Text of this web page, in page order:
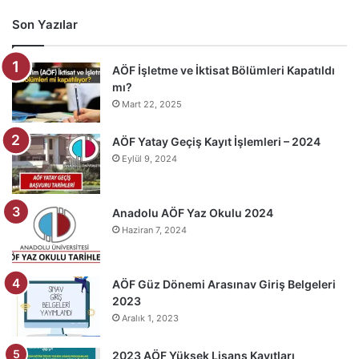
Son Yazılar
AÖF İşletme ve İktisat Bölümleri Kapatıldı
mı?
Mart 22, 2025
AÖF Yatay Geçiş Kayıt İşlemleri – 2024
Eylül 9, 2024
Anadolu AÖF Yaz Okulu 2024
Haziran 7, 2024
AÖF Güz Dönemi Arasınav Giriş Belgeleri
2023
Aralık 1, 2023
2023 AÖF Yüksek Lisans Kayıtları